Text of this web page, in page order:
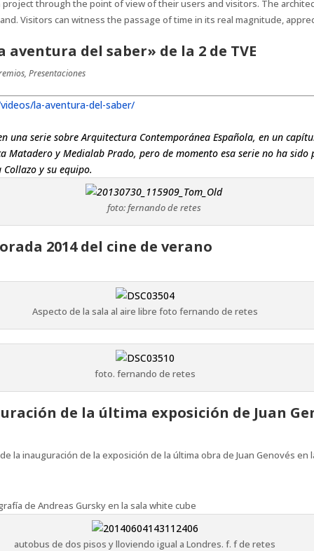
through the point of view of their users and visitors. The
Visitors can witness the passage of time in its real magnitude,
aventura del saber» de la 2 de TVE
, Presentaciones
videos/la-aventura-del-saber/
una serie sobre Arquitectura Contemporánea Española, en un
Matadero y Medialab Prado, pero de momento esa serie no ha sido
y su equipo.
foto: fernando de retes
2014 del cine de verano
Aspecto de la sala al aire libre foto fernando de retes
foto. fernando de retes
de la última exposición de Juan
la inauguración de la exposición de la última obra de Juan Genovés en
de Andreas Gursky en la sala white cube
autobus de dos pisos y lloviendo igual a Londres. f. f de retes